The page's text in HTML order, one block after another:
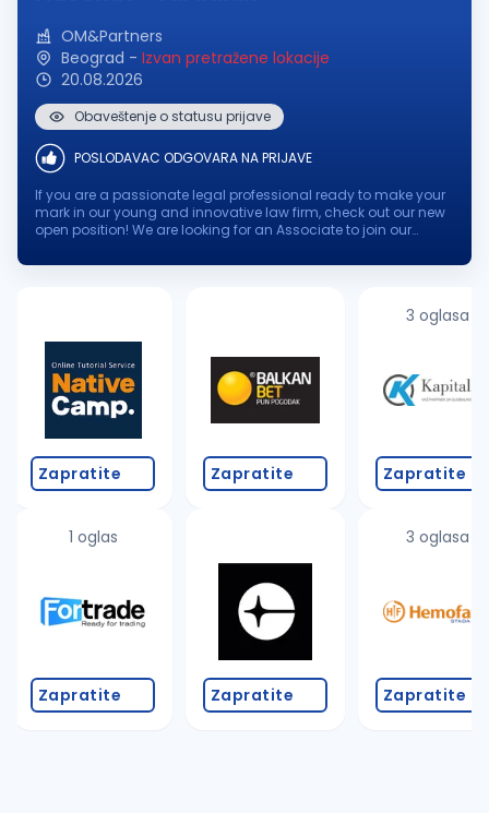
OM&Partners
Beograd - Izvan pretražene lokacije
20.08.2026
Obaveštenje o statusu prijave
POSLODAVAC ODGOVARA NA PRIJAVE
If you are a passionate legal professional ready to make your
mark in our young and innovative law firm, check out our new
open position! We are looking for an Associate to join our
contribute to...
Zapratite
1 oglas
Zapratite
Zapratite
Zapratite
3 oglasa
Zapratite
3 oglasa
Zapratite